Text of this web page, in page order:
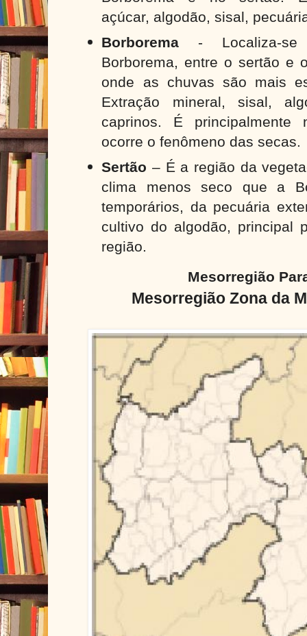
açúcar, algodão, sisal,
Borborema - Localiza-
Borborema, entre o sertão e
onde as chuvas são mais
Extração mineral, sisal,
caprinos. É principalmente
ocorre o fenômeno das secas.
Sertão – É a região da
clima menos seco que a
temporários, da pecuária
cultivo do algodão, principal
região.
Mesorregião
Mesorregião Zona da